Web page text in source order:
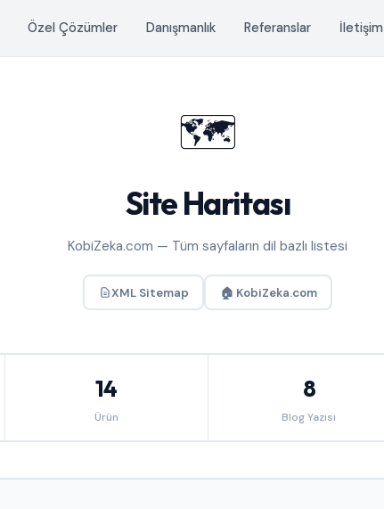
Özel Çözümler Danışmanlık Referanslar İletişim
🗺️
Site Haritası
KobiZeka.com — Tüm sayfaların dil bazlı listesi
XML Sitemap 🏠 KobiZeka.com
14
Ürün
8
Blog Yazısı